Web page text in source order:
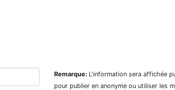
Remarque: L'information sera affichée
pour publier en anonyme ou utiliser les